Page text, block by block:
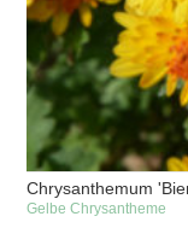
Chrysanthemum
Gelbe Chrysantheme